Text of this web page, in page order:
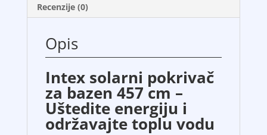
Recenzije (0)
Opis
Intex solarni pokrivač
za bazen 457 cm –
Uštedite energiju i
održavajte toplu vodu